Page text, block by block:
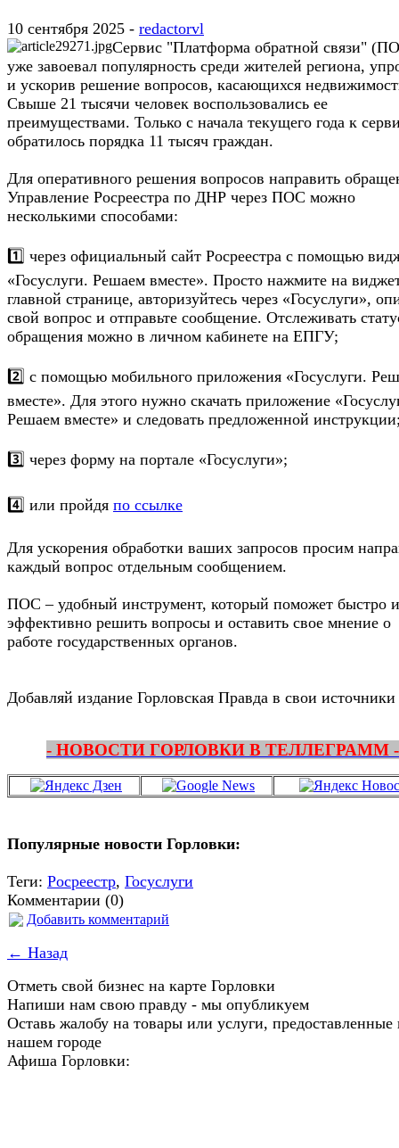
10 сентября 2025 - redactorvl
Сервис "Платформа обратной связи"
уже завоевал популярность среди жителей региона,
и ускорив решение вопросов, касающихся
Свыше 21 тысячи человек воспользовались ее
преимуществами. Только с начала текущего года к
обратилось порядка 11 тысяч граждан.
Для оперативного решения вопросов направить
Управление Росреестра по ДНР через ПОС можно
несколькими способами:
1️⃣ через официальный сайт Росреестра с помощью
«Госуслуги. Решаем вместе». Просто нажмите на
главной странице, авторизуйтесь через «Госуслуги»,
свой вопрос и отправьте сообщение. Отслеживать
обращения можно в личном кабинете на ЕПГУ;
2️⃣ с помощью мобильного приложения «Госуслуги.
вместе». Для этого нужно скачать приложение
Решаем вместе» и следовать предложенной
3️⃣ через форму на портале «Госуслуги»;
4️⃣ или пройдя по ссылке
Для ускорения обработки ваших запросов просим
каждый вопрос отдельным сообщением.
ПОС – удобный инструмент, который поможет быстро и
эффективно решить вопросы и оставить свое мнение о
работе государственных органов.
Добавляй издание Горловская Правда в свои источники
- НОВОСТИ ГОРЛОВКИ В ТЕЛЛЕГРАММ -
Популярные новости Горловки:
Теги: Росреестр, Госуслуги
Комментарии (0)
Добавить комментарий
← Назад
Отметь свой бизнес на карте Горловки
Напиши нам свою правду - мы опубликуем
Оставь жалобу на товары или услуги, предоставленные
нашем городе
Афиша Горловки: